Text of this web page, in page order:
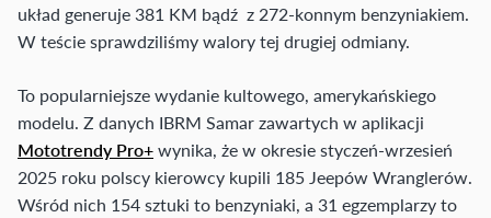
układ generuje 381 KM bądź z 272-konnym benzyniakiem.
W teście sprawdziliśmy walory tej drugiej odmiany.
To popularniejsze wydanie kultowego, amerykańskiego
modelu. Z danych IBRM Samar zawartych w aplikacji
Mototrendy Pro+wynika, że w okresie styczeń-wrzesień
2025 roku polscy kierowcy kupili 185 Jeepów Wranglerów.
Wśród nich 154 sztuki to benzyniaki, a 31 egzemplarzy to